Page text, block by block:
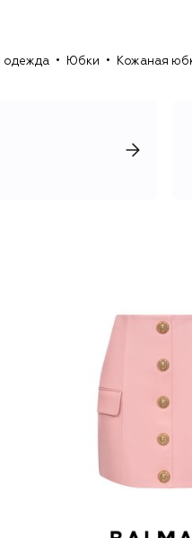
одежда Юбки Кожаная